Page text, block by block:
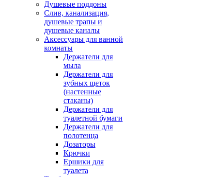
Душевые поддоны
Слив, канализация,
душевые трапы и
душевые каналы
Аксессуары для ванной
комнаты
Держатели для
мыла
Держатели для
зубных щеток
(настенные
стаканы)
Держатели для
туалетной бумаги
Держатели для
полотенца
Дозаторы
Крючки
Ершики для
туалета